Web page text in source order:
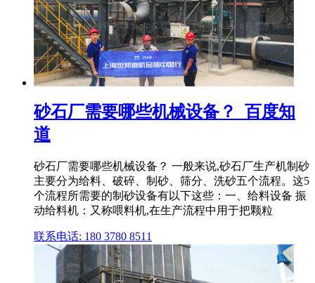
砂石厂需要哪些机械设备？_百度知
道
砂石厂需要哪些机械设备？ 一般来说,砂石厂生产机制砂
主要分为给料、破碎、制砂、筛分、洗砂五个流程。这5
个流程所需要的制砂设备有以下这些：一、给料设备 振
动给料机：又称喂料机,在生产流程中用于把颗粒
联系电话: 180 3780 8511